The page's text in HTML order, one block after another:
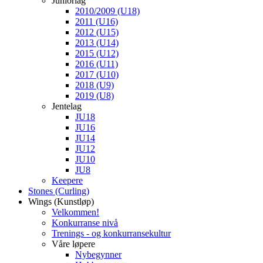
2010/2009 (U18)
2011 (U16)
2012 (U15)
2013 (U14)
2015 (U12)
2016 (U11)
2017 (U10)
2018 (U9)
2019 (U8)
Jentelag
JU18
JU16
JU14
JU12
JU10
JU8
Keepere
Stones (Curling)
Wings (Kunstløp)
Velkommen!
Konkurranse nivå
Trenings - og konkurransekultur
Våre løpere
Nybegynner